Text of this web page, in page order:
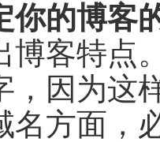
你的博客
博客特点
，因为这
名方面，